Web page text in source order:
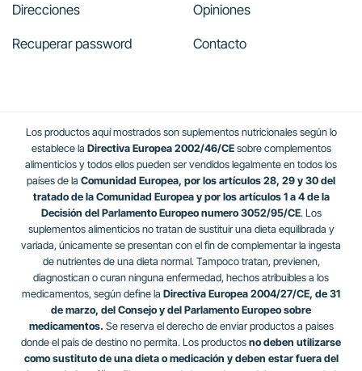
Direcciones
Recuperar password
Opiniones
Contacto
Los productos aquí mostrados son suplementos nutricionales según lo
establece la Directiva Europea 2002/46/CEsobre complementos
alimenticios y todos ellos pueden ser vendidos legalmente en todos los
países de la Comunidad Europea, por los artículos 28, 29 y 30 del
tratado de la Comunidad Europea y por los artículos 1 a 4 de la
Decisión del Parlamento Europeo numero 3052/95/CE. Los
suplementos alimenticios no tratan de sustituir una dieta equilibrada y
variada, únicamente se presentan con el fin de complementar la ingesta
de nutrientes de una dieta normal. Tampoco tratan, previenen,
diagnostican o curan ninguna enfermedad, hechos atribuibles a los
medicamentos, según define la Directiva Europea 2004/27/CE, de 31
de marzo, del Consejo y del Parlamento Europeo sobre
medicamentos. Se reserva el derecho de enviar productos a paises
donde el pais de destino no permita. Los productos no deben utilizarse
como sustituto de una dieta o medicación y deben estar fuera del